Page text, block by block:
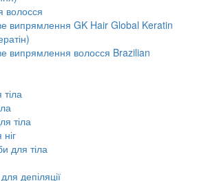
волосся
випрямлення GK Hair Global Keratin
випрямлення волосся Brazilian
тіла
для тіла
для депіляції